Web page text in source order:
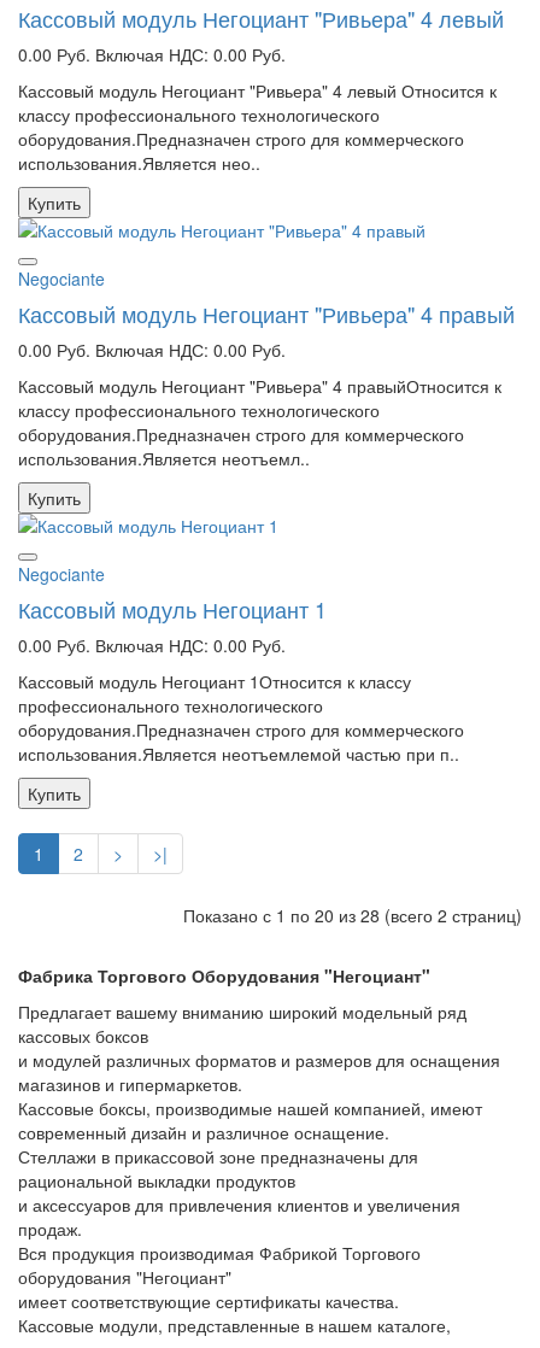
Кассовый модуль Негоциант "Ривьера" 4 левый
0.00 Руб. Включая НДС: 0.00 Руб.
Кассовый модуль Негоциант "Ривьера" 4 левый Относится к
классу профессионального технологического
оборудования.Предназначен строго для коммерческого
использования.Является нео..
Купить
Negociante
Кассовый модуль Негоциант "Ривьера" 4 правый
0.00 Руб. Включая НДС: 0.00 Руб.
Кассовый модуль Негоциант "Ривьера" 4 правыйОтносится к
классу профессионального технологического
оборудования.Предназначен строго для коммерческого
использования.Является неотъемл..
Купить
Negociante
Кассовый модуль Негоциант 1
0.00 Руб. Включая НДС: 0.00 Руб.
Кассовый модуль Негоциант 1Относится к классу
профессионального технологического
оборудования.Предназначен строго для коммерческого
использования.Является неотъемлемой частью при п..
Купить
1 2 > >|
Показано с 1 по 20 из 28 (всего 2 страниц)
Фабрика Торгового Оборудования "Негоциант"
Предлагает вашему вниманию широкий модельный ряд
кассовых боксов
и модулей различных форматов и размеров для оснащения
магазинов и гипермаркетов.
Кассовые боксы, производимые нашей компанией, имеют
современный дизайн и различное оснащение.
Стеллажи в прикассовой зоне предназначены для
рациональной выкладки продуктов
и аксессуаров для привлечения клиентов и увеличения
продаж.
Вся продукция производимая Фабрикой Торгового
оборудования "Негоциант"
имеет соответствующие сертификаты качества.
Кассовые модули, представленные в нашем каталоге,